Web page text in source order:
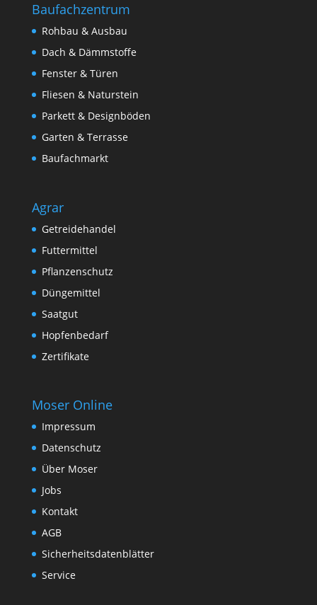
Baufachzentrum
Rohbau & Ausbau
Dach & Dämmstoffe
Fenster & Türen
Fliesen & Naturstein
Parkett & Designböden
Garten & Terrasse
Baufachmarkt
Agrar
Getreidehandel
Futtermittel
Pflanzenschutz
Düngemittel
Saatgut
Hopfenbedarf
Zertifikate
Moser Online
Impressum
Datenschutz
Über Moser
Jobs
Kontakt
AGB
Sicherheitsdatenblätter
Service